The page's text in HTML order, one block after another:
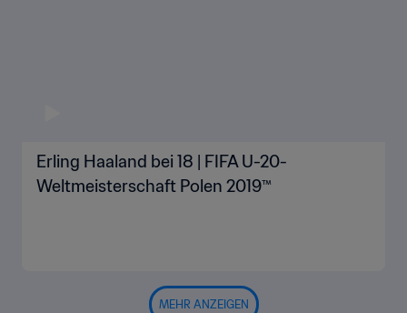
Erling Haaland bei 18 | FIFA U-20-
Weltmeisterschaft Polen 2019™
MEHR ANZEIGEN